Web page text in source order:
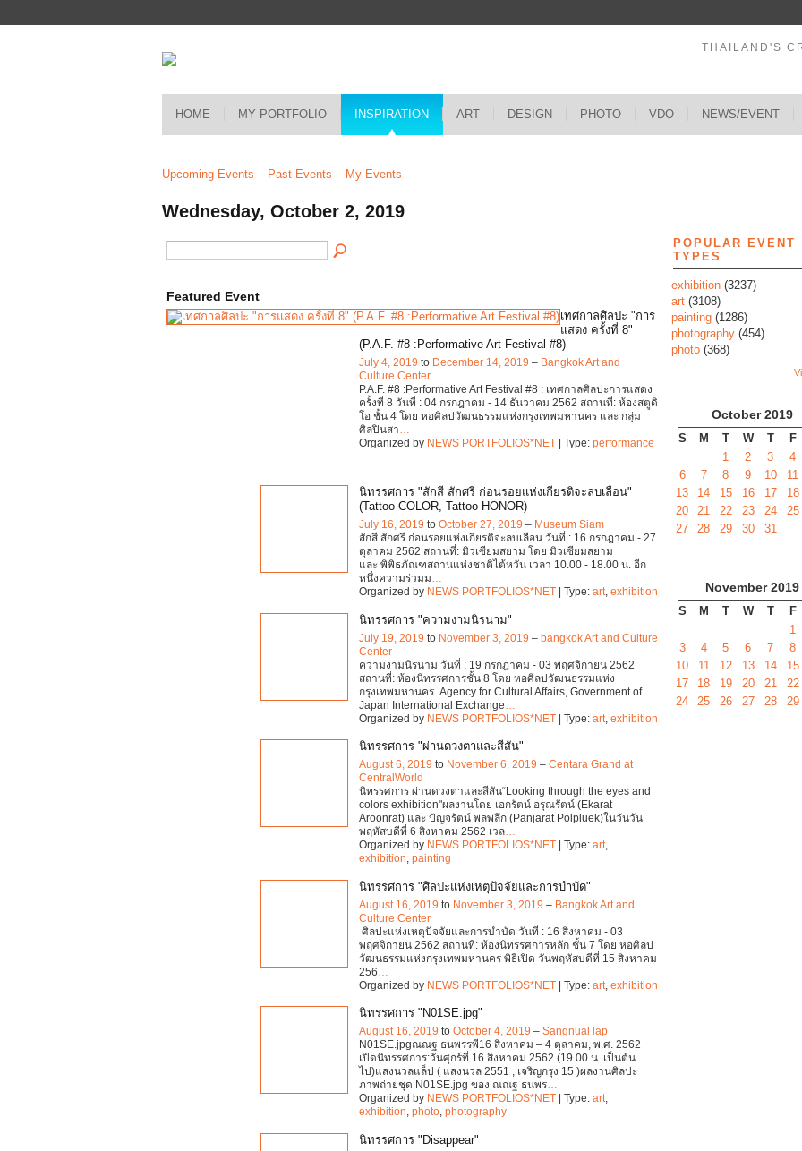
THAILAND'S
HOME MY PORTFOLIO INSPIRATION ART DESIGN PHOTO VDO NEWS/EVENT
Upcoming Events Past Events My Events
Wednesday, October 2, 2019
Featured Event
เทศกาลศิลปะ "การ
แสดง ครั้งที่ 8"
(P.A.F. #8 :Performative Art Festival #8)
July 4, 2019 to December 14, 2019 – Bangkok Art and
Culture Center
P.A.F. #8 :Performative Art Festival #8 : เทศกาลศิลปะการแสดง
ครั้งที่ 8 วันที่ : 04 กรกฎาคม - 14 ธันวาคม 2562 สถานที่: ห้องสตูดิ
โอ ชั้น 4 โดย หอศิลปวัฒนธรรมแห่งกรุงเทพมหานคร และ กลุ่ม
ศิลปินสา
Organized by NEWS PORTFOLIOS*NET | Type: performance
นิทรรศการ "สักสี สักศรี ก่อนรอยแห่งเกียรติจะลบเลือน"
(Tattoo COLOR, Tattoo HONOR)
July 16, 2019 to October 27, 2019 – Museum Siam
สักสี สักศรี ก่อนรอยแห่งเกียรติจะลบเลือน วันที่ : 16 กรกฎาคม - 27
ตุลาคม 2562 สถานที่: มิวเซียมสยาม โดย มิวเซียมสยาม
และ พิพิธภัณฑสถานแห่งชาติไต้หวัน เวลา 10.00 - 18.00 น. อีก
หนึ่งความร่วมม…
Organized by NEWS PORTFOLIOS*NET | Type: art, exhibition
นิทรรศการ "ความงามนิรนาม"
July 19, 2019 to November 3, 2019 – bangkok Art and Culture
Center
ความงามนิรนาม วันที่ : 19 กรกฎาคม - 03 พฤศจิกายน 2562
สถานที่: ห้องนิทรรศการชั้น 8 โดย หอศิลปวัฒนธรรมแห่ง
กรุงเทพมหานคร Agency for Cultural Affairs, Government of
Japan International Exchange
Organized by NEWS PORTFOLIOS*NET | Type: art exhibition
นิทรรศการ "ผ่านดวงตาและสีสัน"
August 6, 2019 to November 6, 2019 – Centara Grand at
CentralWorld
นิทรรศการ ผ่านดวงตาและสีสัน“Looking through the eyes and
colors exhibition"ผลงานโดย เอกรัตน์ อรุณรัตน์ (Ekarat
Aroonrat) และ ปัญจรัตน์ พลพลึก (Panjarat Polpluek)ในวันวัน
พฤหัสบดีที่ 6 สิงหาคม 2562 เวล…
Organized by NEWS PORTFOLIOS*NET | Type: art,
exhibition, painting
นิทรรศการ "ศิลปะแห่งเหตุปัจจัยและการบำบัด"
August 16, 2019 to November 3, 2019 – Bangkok Art and
Culture Center
ศิลปะแห่งเหตุปัจจัยและการบำบัด วันที่ : 16 สิงหาคม - 03
พฤศจิกายน 2562 สถานที่: ห้องนิทรรศการหลัก ชั้น 7 โดย หอศิลป
วัฒนธรรมแห่งกรุงเทพมหานคร พิธีเปิด วันพฤหัสบดีที่ 15 สิงหาคม
256…
Organized by NEWS PORTFOLIOS*NET | Type: art, exhibition
นิทรรศการ "N01SE.jpg"
August 16, 2019 to October 4, 2019 – Sangnual lap
N01SE.jpgณณฐ ธนพรรพี16 สิงหาคม – 4 ตุลาคม, พ.ศ. 2562
เปิดนิทรรศการ:วันศุกร์ที่ 16 สิงหาคม 2562 (19.00 น. เป็นต้น
ไป)แสงนวลแล็ป ( แสงนวล 2551 , เจริญกรุง 15 )ผลงานศิลปะ
ภาพถ่ายชุด N01SE.jpg ของ ณณฐ ธนพร…
Organized by NEWS PORTFOLIOS*NET | Type: art,
exhibition, photo, photography
นิทรรศการ "Disappear"
POPULAR EVENT
TYPES
exhibition (3237)
art (3108)
painting (1286)
photography (454)
photo (368)
October 2019
S M T W T F
1
2 3 4
6
7 8 9 10 11
13
14 15 16 17 18
20
21 22 23 24 25
27
28 29 30 31
November 2019
S M T W T F
1
3
4 5 6 7 8
10
11 12 13 14 15
17
18 19 20 21 22
24
25 26 27 28 29